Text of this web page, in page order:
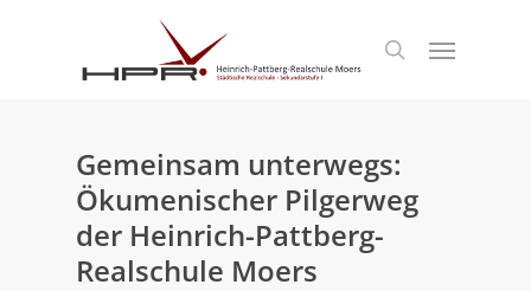
search
Menu
Gemeinsam unterwegs:
Ökumenischer Pilgerweg
der Heinrich-Pattberg-
Realschule Moers